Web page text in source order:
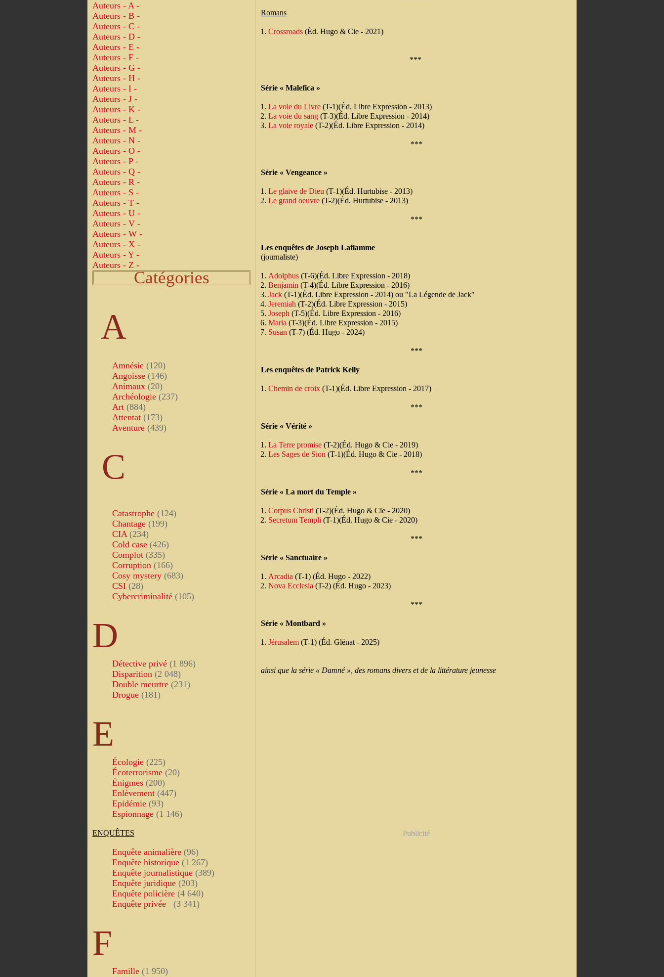
Auteurs - A -
Auteurs - B -
Auteurs - C -
Auteurs - D -
Auteurs - E -
Auteurs - F -
Auteurs - G -
Auteurs - H -
Auteurs - I -
Auteurs - J -
Auteurs - K -
Auteurs - L -
Auteurs - M -
Auteurs - N -
Auteurs - O -
Auteurs - P -
Auteurs - Q -
Auteurs - R -
Auteurs - S -
Auteurs - T -
Auteurs - U -
Auteurs - V -
Auteurs - W -
Auteurs - X -
Auteurs - Y -
Auteurs - Z -
Catégories
A
Amnésie (120)
Angoisse (146)
Animaux (20)
Archéologie (237)
Art (884)
Attentat (173)
Aventure (439)
C
Catastrophe (124)
Chantage (199)
CIA (234)
Cold case (426)
Complot (335)
Corruption (166)
Cosy mystery (683)
CSI (28)
Cybercriminalité (105)
D
Détective privé (1 896)
Disparition (2 048)
Double meurtre (231)
Drogue (181)
E
Écologie (225)
Écoterrorisme (20)
Énigmes (200)
Enlèvement (447)
Epidémie (93)
Espionnage (1 146)
ENQUÊTES
Enquête animalière (96)
Enquête historique (1 267)
Enquête journalistique (389)
Enquête juridique (203)
Enquête policière (4 640)
Enquête privée
(3 341)
F
Famille (1 950)
Romans
Crossroads (Éd. Hugo & Cie - 2021)
***
Série « Malefica »
La voie du Livre (T-1)(Éd. Libre Expression - 2013)
La voie du sang (T-3)(Éd. Libre Expression - 2014)
La voie royale (T-2)(Éd. Libre Expression - 2014)
***
Série « Vengeance »
Le glaive de Dieu (T-1)(Éd. Hurtubise - 2013)
Le grand oeuvre (T-2)(Éd. Hurtubise - 2013)
***
Les enquêtes de Joseph Laflamme
(journaliste)
Adolphus (T-6)(Éd. Libre Expression - 2018)
Benjamin (T-4)(Éd. Libre Expression - 2016)
Jack (T-1)(Éd. Libre Expression - 2014) ou "La Légende de Jack"
Jeremiah (T-2)(Éd. Libre Expression - 2015)
Joseph (T-5)(Éd. Libre Expression - 2016)
Maria (T-3)(Éd. Libre Expression - 2015)
Susan (T-7) (Éd. Hugo - 2024)
***
Les enquêtes de Patrick Kelly
Chemin de croix (T-1)(Éd. Libre Expression - 2017)
***
Série « Vérité »
La Terre promise (T-2)(Éd. Hugo & Cie - 2019)
Les Sages de Sion (T-1)(Éd. Hugo & Cie - 2018)
***
Série « La mort du Temple »
Corpus Christi (T-2)(Éd. Hugo & Cie - 2020)
Secretum Templi (T-1)(Éd. Hugo & Cie - 2020)
***
Série « Sanctuaire »
Arcadia (T-1) (Éd. Hugo - 2022)
Nova Ecclesia (T-2) (Éd. Hugo - 2023)
***
Série « Montbard »
Jérusalem (T-1) (Éd. Glénat - 2025)
ainsi que la série « Damné », des romans divers et de la littérature jeunesse
Publicité